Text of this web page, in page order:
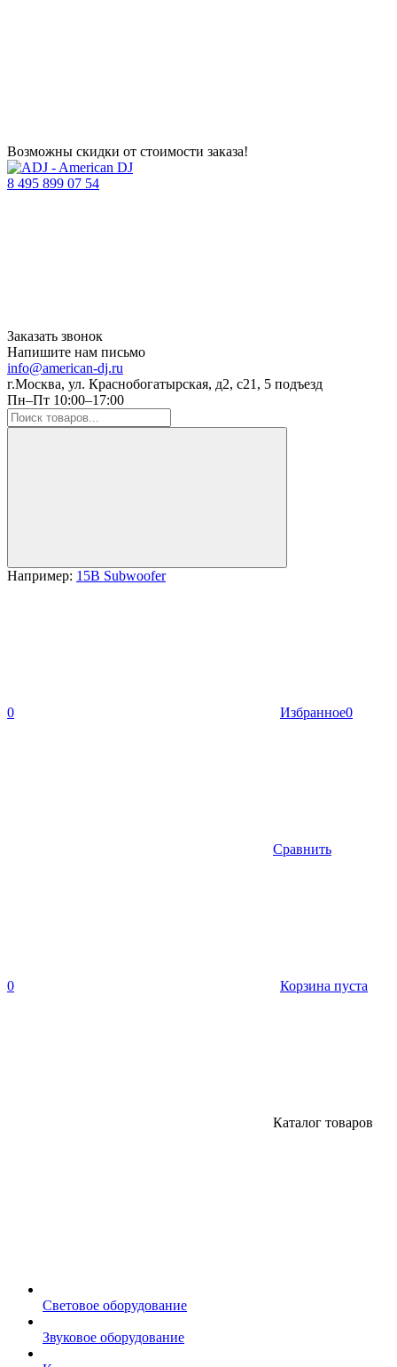
Возможны скидки от стоимости заказа!
8 495 899 07 54
Заказать звонок
Напишите нам письмо
info@american-dj.ru
г.Москва, ул. Краснобогатырская, д2, с21, 5 подъезд
Пн–Пт 10:00–17:00
Например: 15B Subwoofer
0 Избранное0
Сравнить
0 Корзина пуста
Каталог товаров
Световое оборудование
Звуковое оборудование